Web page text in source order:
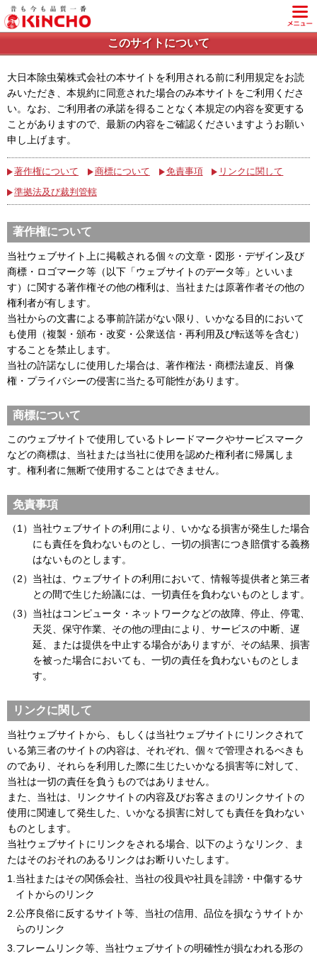
このサイトについて
大日本除虫菊株式会社の本サイトを利用される前に利用規定をお読
みいただき、本規約に同意された場合のみ本サイトをご利用くださ
い。なお、ご利用者の承諾を得ることなく本規定の内容を変更する
ことがありますので、最新の内容をご確認くださいますようお願い
申し上げます。
著作権について 商標について 免責事項
リンクに関して
準拠法及び裁判管轄
著作権について
当社ウェブサイト上に掲載される個々の文章・図形・デザイン及び
商標・ロゴマーク等（以下「ウェブサイトのデータ等」といいま
す）に関する著作権その他の権利は、当社または原著作者その他の
権利者が有します。
当社からの文書による事前許諾がない限り、いかなる目的において
も使用（複製・頒布・改変・公衆送信・再利用及び転送等を含む）
することを禁止します。
当社の許諾なしに使用した場合は、著作権法・商標法違反、肖像
権・プライバシーの侵害に当たる可能性があります。
商標について
このウェブサイトで使用しているトレードマークやサービスマーク
などの商標は、当社または当社に使用を認めた権利者に帰属しま
す。権利者に無断で使用することはできません。
免責事項
（1） 当社ウェブサイトの利用により、いかなる損害が発生した場合
にも責任を負わないものとし、一切の損害につき賠償する義務
はないものとします。
（2） 当社は、ウェブサイトの利用において、情報等提供者と第三者
との間で生じた紛議には、一切責任を負わないものとします。
（3） 当社はコンピュータ・ネットワークなどの故障、停止、停電、
天災、保守作業、その他の理由により、サービスの中断、遅
延、または提供を中止する場合がありますが、その結果、損害
を被った場合においても、一切の責任を負わないものとしま
す。
リンクに関して
当社ウェブサイトから、もしくは当社ウェブサイトにリンクされて
いる第三者のサイトの内容は、それぞれ、個々で管理されるべきも
のであり、それらを利用した際に生じたいかなる損害等に対して、
当社は一切の責任を負うものではありません。
また、当社は、リンクサイトの内容及びお客さまのリンクサイトの
使用に関連して発生した、いかなる損害に対しても責任を負わない
ものとします。
当社ウェブサイトにリンクをされる場合、以下のようなリンク、ま
たはそのおそれのあるリンクはお断りいたします。
1. 当社またはその関係会社、当社の役員や社員を誹謗・中傷するサ
イトからのリンク
2. 公序良俗に反するサイト等、当社の信用、品位を損なうサイトか
らのリンク
3. フレームリンク等、当社ウェブサイトの明確性が損なわれる形の